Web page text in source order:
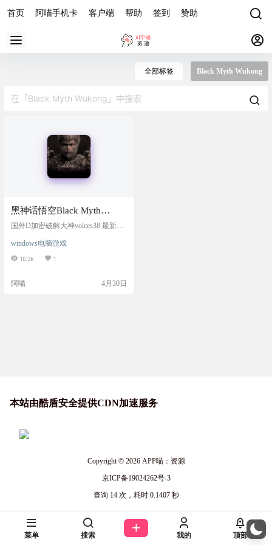
首页 阿喵手机卡 客户端 帮助 签到 赞助
全部标签 Black Myth Wukong
黑神话悟空Black Myth
Wukong voices38 +
Steam版，黑神话：悟空
v1.0.21.23831 豪华中文版 全
国外D加密破解大神voices38 最新放
件，28号做的crack版本有bug，作者
还专门道歉，并做了更新补丁 阿喵
补丁 Black Myth Wukong - CrackFix b
windows电脑游戏
10.3k 1
阿喵 4月30日
本站由酷盾安全提供CDN加速服务
Copyright © 2026APP喵：资源
京ICP备19024262号-3
查询 14 次，耗时 0.1407 秒
菜单 搜索 我的 顶部